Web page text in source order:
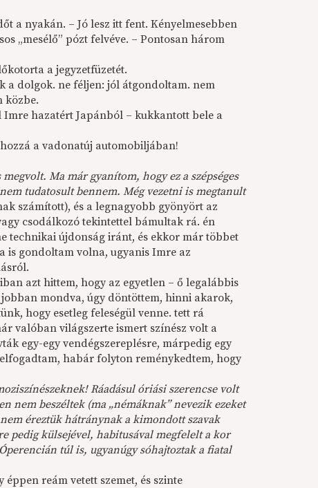
a nyakán. – Jó lesz itt fent. Kényelmesebben
„mesélő” pózt felvéve. – Pontosan három
a jegyzetfüzetét.
a dolgok. ne féljen: jól átgondoltam. nem
közbe.
hazatért Japánból – kukkantott bele a
a vadonatúj automobiljában!
Ma már gyanítom, hogy ez a szépséges
tudatosult bennem. Még vezetni is megtanult
számított), és a legnagyobb gyönyört az
csodálkozó tekintettel bámultak rá. én
technikai újdonság iránt, és ekkor már többet
is gondoltam volna, ugyanis Imre az
azt hittem, hogy az egyetlen – ő legalábbis
mondva, úgy döntöttem, hinni akarok,
hogy esetleg feleségül venne. tett rá
valóban világszerte ismert színész volt a
egy-egy vendégszereplésre, márpedig egy
habár folyton reménykedtem, hogy
Ráadásul óriási szerencse volt
nem beszéltek (ma „némáknak” nevezik ezeket
éreztük hátránynak a kimondott szavak
pedig külsejével, habitusával megfelelt a kor
túl is, ugyanúgy sóhajtoztak a fiatal
reám vetett szemet, és szinte